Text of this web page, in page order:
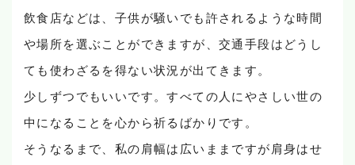
飲食店などは、子供が騒いでも許されるような時間
や場所を選ぶことができますが、交通手段はどうし
ても使わざるを得ない状況が出てきます。
少しずつでもいいです。すべての人にやさしい世の
中になることを心から祈るばかりです。
そうなるまで、私の肩幅は広いままですが肩身はせ